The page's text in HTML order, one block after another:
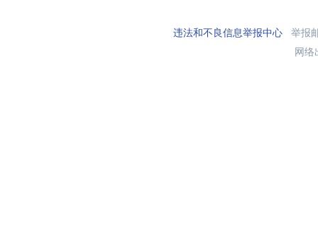
违法和不良信息举报中心举报
网